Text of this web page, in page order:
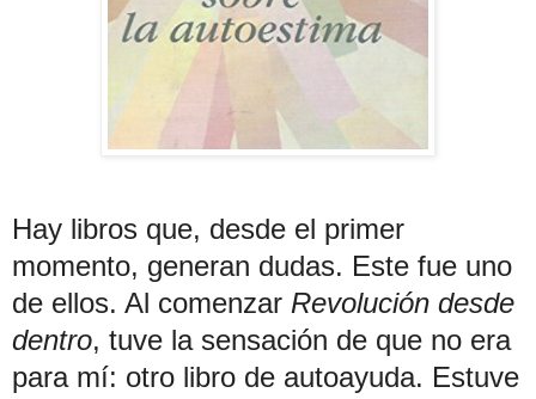
Hay libros que, desde el primer
momento, generan dudas. Este fue uno
de ellos. Al comenzar Revolución desde
dentro, tuve la sensación de que no era
para mí: otro libro de autoayuda. Estuve